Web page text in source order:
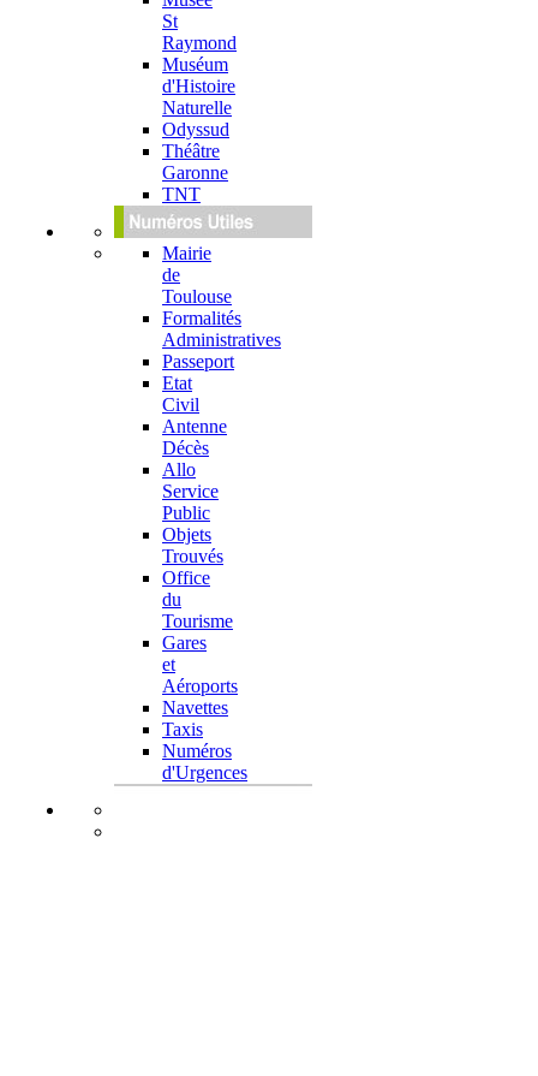
St
Raymond
Muséum
d'Histoire
Naturelle
Odyssud
Théâtre
Garonne
TNT
Mairie
de
Toulouse
Formalités
Administratives
Passeport
Etat
Civil
Antenne
Décès
Allo
Service
Public
Objets
Trouvés
Office
du
Tourisme
Gares
et
Aéroports
Navettes
Taxis
Numéros
d'Urgences